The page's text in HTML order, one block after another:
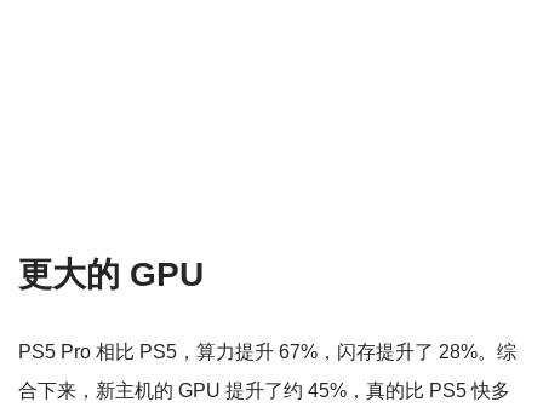
更大的 GPU
PS5 Pro 相比 PS5，算力提升 67%，闪存提升了 28%。综
合下来，新主机的 GPU 提升了约 45%，真的比 PS5 快多